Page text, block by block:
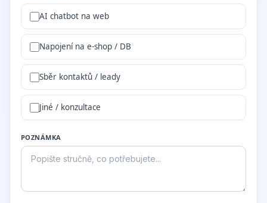
AI chatbot na web
Napojení na e-shop / DB
Sběr kontaktů / leady
Jiné / konzultace
POZNÁMKA